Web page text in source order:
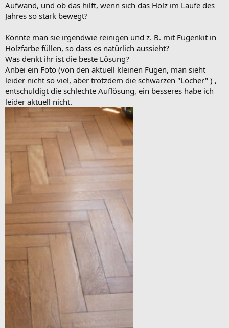
Aufwand, und ob das hilft, wenn sich das Holz im Laufe des
Jahres so stark bewegt?
Könnte man sie irgendwie reinigen und z. B. mit Fugenkit in
Holzfarbe füllen, so dass es natürlich aussieht?
Was denkt ihr ist die beste Lösung?
Anbei ein Foto (von den aktuell kleinen Fugen, man sieht
leider nicht so viel, aber trotzdem die schwarzen "Löcher" ) ,
entschuldigt die schlechte Auflösung, ein besseres habe ich
leider aktuell nicht.